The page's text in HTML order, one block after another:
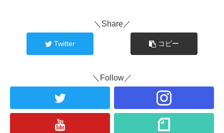
＼Share／
Twitter コピー
＼Follow／